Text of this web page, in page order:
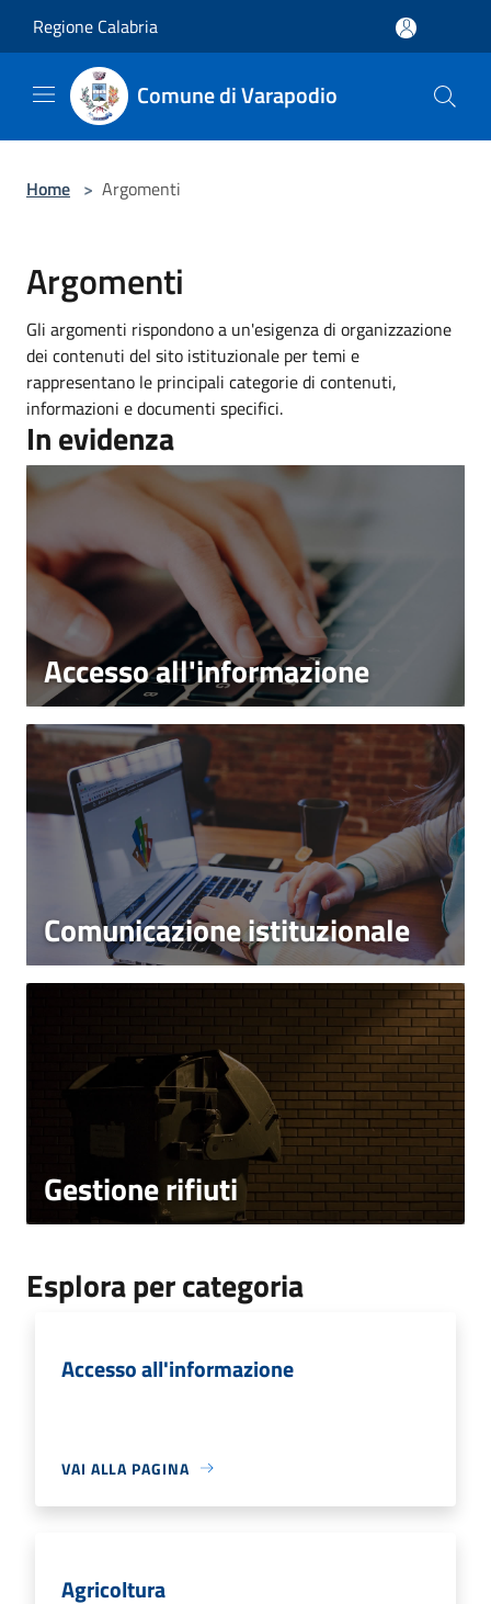
Regione Calabria
Comune di Varapodio
Home > Argomenti
Argomenti
Gli argomenti rispondono a un'esigenza di organizzazione
dei contenuti del sito istituzionale per temi e
rappresentano le principali categorie di contenuti,
informazioni e documenti specifici.
In evidenza
Accesso all'informazione
Comunicazione istituzionale
Gestione rifiuti
Esplora per categoria
Accesso all'informazione
VAI ALLA PAGINA
Agricoltura